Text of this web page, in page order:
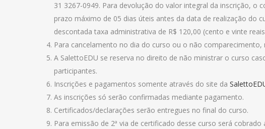
31 3267-0949. Para devolução do valor integral da inscrição, o
prazo máximo de 05 dias úteis antes da data de realização do
descontada taxa administrativa de R$ 120,00 (cento e vinte
Para cancelamento no dia do curso ou o não
A SalettoEDU se reserva no direito de não ministrar o curso
participantes.
Inscrições e pagamentos somente através do site da
As inscrições só serão confirmadas mediante pagamento.
Certificados/declarações serão entregues no final do curso.
Para emissão de 2ª via de certificado desse curso será cobrado